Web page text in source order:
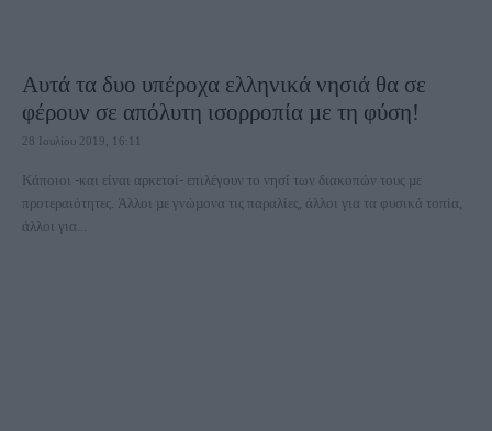
Αυτά τα δυο υπέροχα ελληνικά νησιά θα σε
φέρουν σε απόλυτη ισορροπία µε τη φύση!
28 Ιουλίου 2019, 16:11
Κάποιοι -και είναι αρκετοί- επιλέγουν το νησί των διακοπών τους µε
προτεραιότητες. Άλλοι µε γνώµονα τις παραλίες, άλλοι για τα φυσικά τοπία,
άλλοι για...